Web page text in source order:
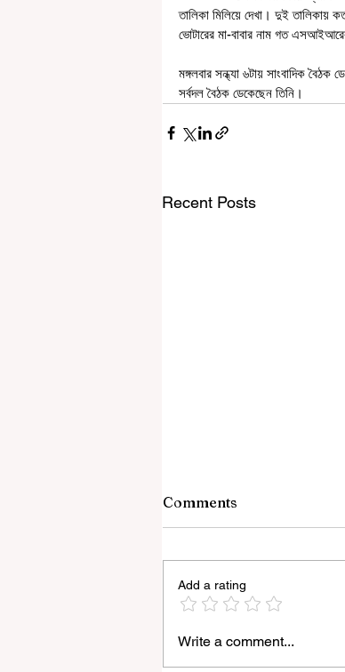
তালিকা মিলিয়ে দেখা। দুই তালিকায়
ভোটারের মা-বাবার নাম গত
মঙ্গলবার সন্ধ্যা ৬টায় সাংবাদিক
সর্বদল বৈঠক ডেকেছেন তিনি।
Recent Posts
“জেন-জি রা দেশবিরোধী নয়, আমি
Comments
Add a rating
Write a comment...